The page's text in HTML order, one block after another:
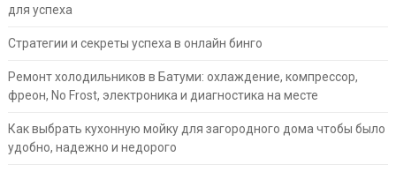
для успеха
Стратегии и секреты успеха в онлайн бинго
Ремонт холодильников в Батуми: охлаждение, компрессор,
фреон, No Frost, электроника и диагностика на месте
Как выбрать кухонную мойку для загородного дома чтобы было
удобно, надежно и недорого